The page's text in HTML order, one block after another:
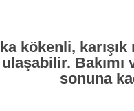
kökenli,
sonuna